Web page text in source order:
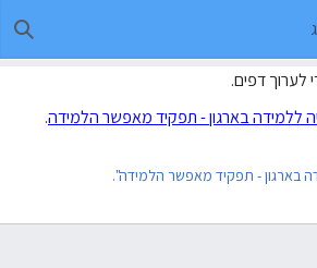
לערוך דפים.
ללמידה בארגון - תפקיד מאפשר הלמידה.
בארגון - תפקיד מאפשר הלמידה".